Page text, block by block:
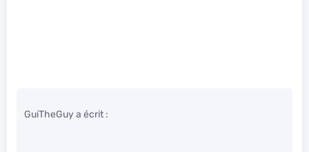
GuiTheGuy a écrit :